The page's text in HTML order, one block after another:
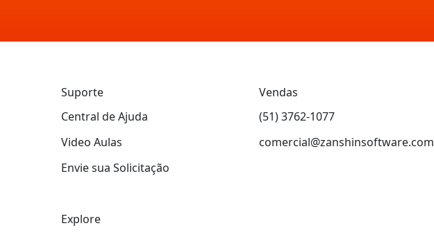
Suporte
Central de Ajuda
Video Aulas
Envie sua Solicitação
Explore
Vendas
(51) 3762-1077
comercial@zanshinsoftware.com